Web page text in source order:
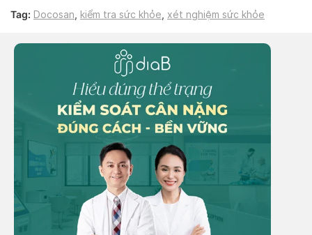
Tag: Docosan, kiểm tra sức khỏe, xét nghiệm sức khỏe